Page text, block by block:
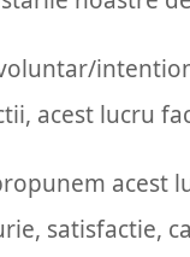
acest lucru
acest
satisfactie,